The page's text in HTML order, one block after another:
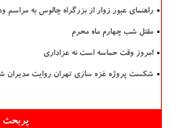
راهنمای عبور زوار از بزرگراه چالوس به مراسم
مقتل شب چهارم ماه محرم
امروز وقت حماسه است نه عزاداری
شکست پروژه غزه سازی تهران روایت مدیران
پربحث